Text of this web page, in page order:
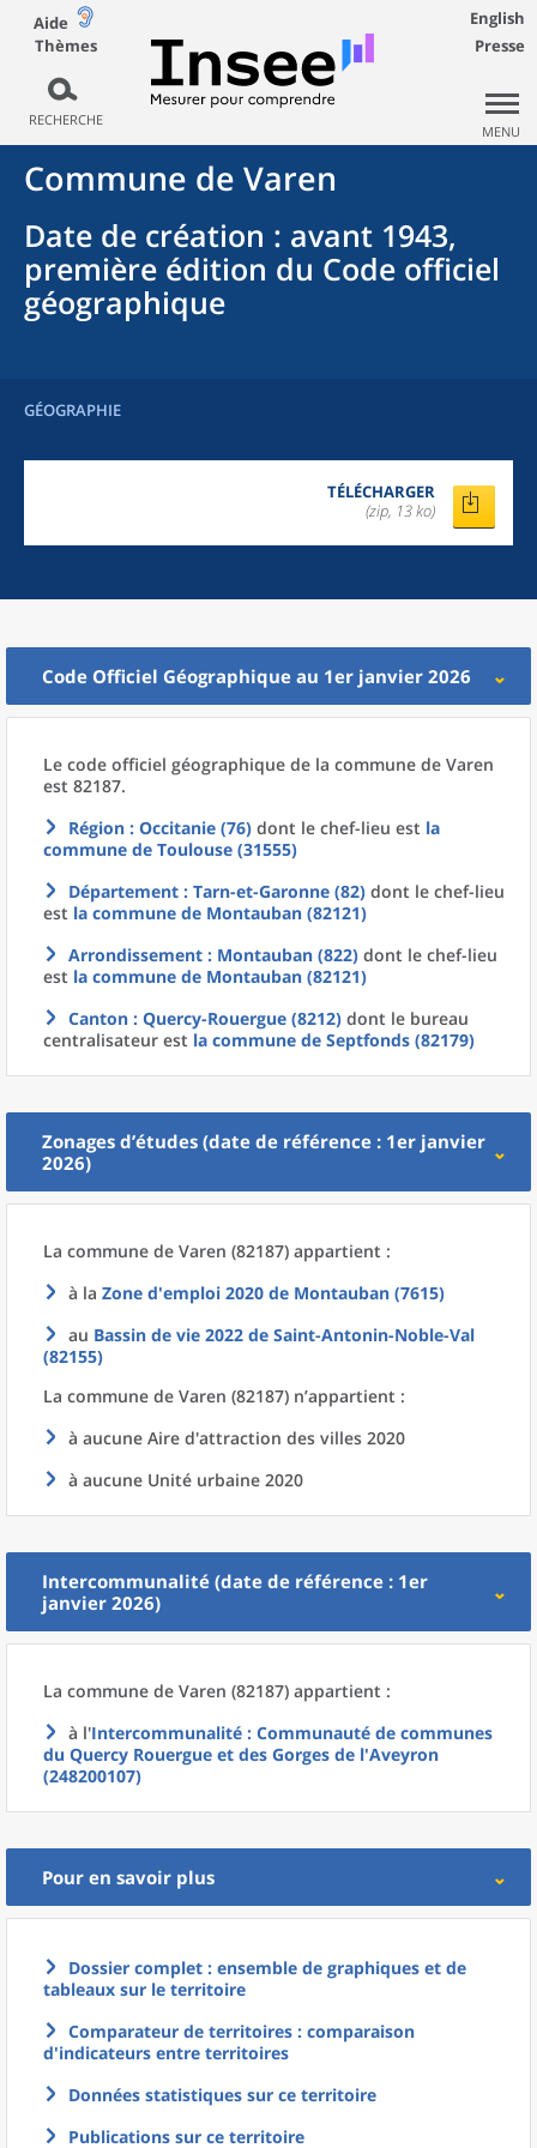
Aide
Thèmes
RECHERCHE
English
Presse
MENU
Commune de Varen
Date de création : avant 1943,
première édition du Code officiel
géographique
GÉOGRAPHIE
TÉLÉCHARGER
(zip, 13 ko)
Code Officiel Géographique au 1er janvier 2026
Le code officiel géographique de la commune de Varen
est 82187.
Région : Occitanie (76) dont le chef-lieu est la
commune de Toulouse (31555)
Département : Tarn-et-Garonne (82) dont le chef-lieu
est la commune de Montauban (82121)
Arrondissement : Montauban (822) dont le chef-lieu
est la commune de Montauban (82121)
Canton : Quercy-Rouergue (8212) dont le bureau
centralisateur est la commune de Septfonds (82179)
Zonages d’études (date de référence : 1er janvier
2026)
La commune de Varen (82187) appartient :
à la Zone d'emploi 2020 de Montauban (7615)
au Bassin de vie 2022 de Saint-Antonin-Noble-Val
(82155)
La commune de Varen (82187) n’appartient :
à aucune Aire d'attraction des villes 2020
à aucune Unité urbaine 2020
Intercommunalité (date de référence : 1er
janvier 2026)
La commune de Varen (82187) appartient :
à l'Intercommunalité : Communauté de communes
du Quercy Rouergue et des Gorges de l'Aveyron
(248200107)
Pour en savoir plus
Dossier complet : ensemble de graphiques et de
tableaux sur le territoire
Comparateur de territoires : comparaison
d'indicateurs entre territoires
Données statistiques sur ce territoire
Publications sur ce territoire